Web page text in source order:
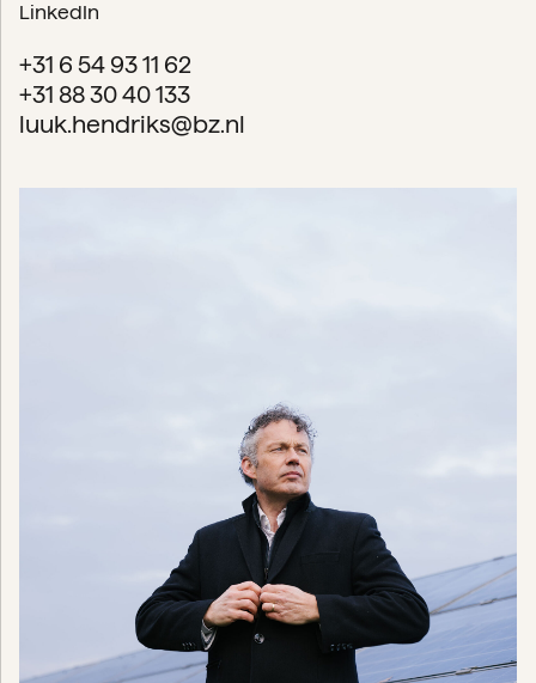
LinkedIn
+31 6 54 93 11 62
+31 88 30 40 133
luuk.hendriks@bz.nl